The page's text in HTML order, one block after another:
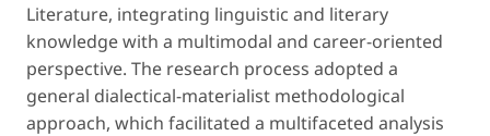
Literature, integrating linguistic and literary
knowledge with a multimodal and career-oriented
perspective. The research process adopted a
general dialectical-materialist methodological
approach, which facilitated a multifaceted analysis